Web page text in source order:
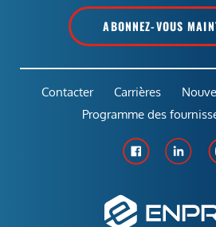
ABONNEZ-VOUS
Contacter Carrières
Programme des